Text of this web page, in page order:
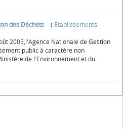
des Déchets- ( Etablissements
2005,l'Agence Nationale de Gestion
public à caractère non
de l'Environnement et du